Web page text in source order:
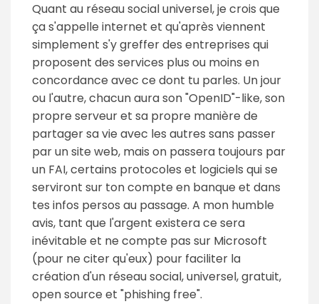
Quant au réseau social universel, je crois que
ça s'appelle internet et qu'après viennent
simplement s'y greffer des entreprises qui
proposent des services plus ou moins en
concordance avec ce dont tu parles. Un jour
ou l'autre, chacun aura son "OpenID"-like, son
propre serveur et sa propre manière de
partager sa vie avec les autres sans passer
par un site web, mais on passera toujours par
un FAI, certains protocoles et logiciels qui se
serviront sur ton compte en banque et dans
tes infos persos au passage. A mon humble
avis, tant que l'argent existera ce sera
inévitable et ne compte pas sur Microsoft
(pour ne citer qu'eux) pour faciliter la
création d'un réseau social, universel, gratuit,
open source et "phishing free".